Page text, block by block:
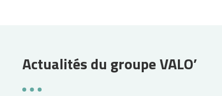
Actualités du groupe VALO’